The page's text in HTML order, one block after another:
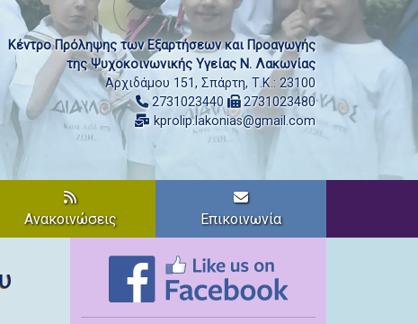
Κέντρο Πρόληψης των Εξαρτήσεων και Προαγωγής
της Ψυχοκοινωνικής Υγείας Ν. Λακωνίας
Αρχιδάμου 151, Σπάρτη, Τ.Κ.: 23100
2731023440
2731023480
kprolip.lakonias@gmail.com
Ανακοινώσεις Επικοινωνία